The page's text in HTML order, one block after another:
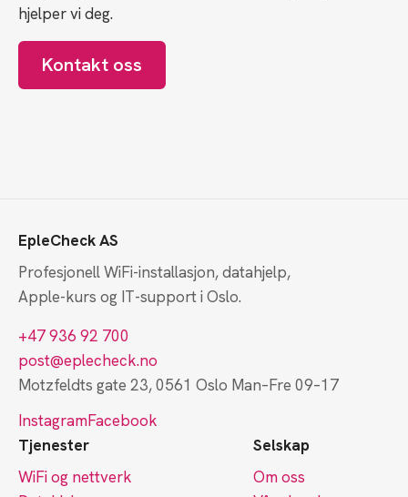
hjelper vi deg.
Kontakt oss
EpleCheck AS
Profesjonell WiFi-installasjon, datahjelp,
Apple-kurs og IT-support i Oslo.
+47 936 92 700
post@eplecheck.no
Motzfeldts gate 23, 0561 Oslo Man–Fre 09–17
InstagramFacebook
Tjenester
WiFi og nettverk
Selskap
Om oss